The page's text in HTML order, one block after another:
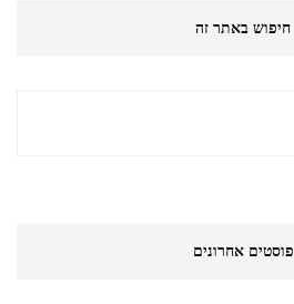
חיפוש באתר זה
פוסטים אחרונים